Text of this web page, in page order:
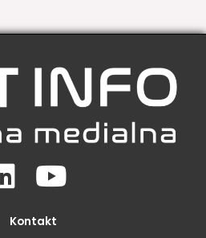
LinkedinYoutube
Kontakt